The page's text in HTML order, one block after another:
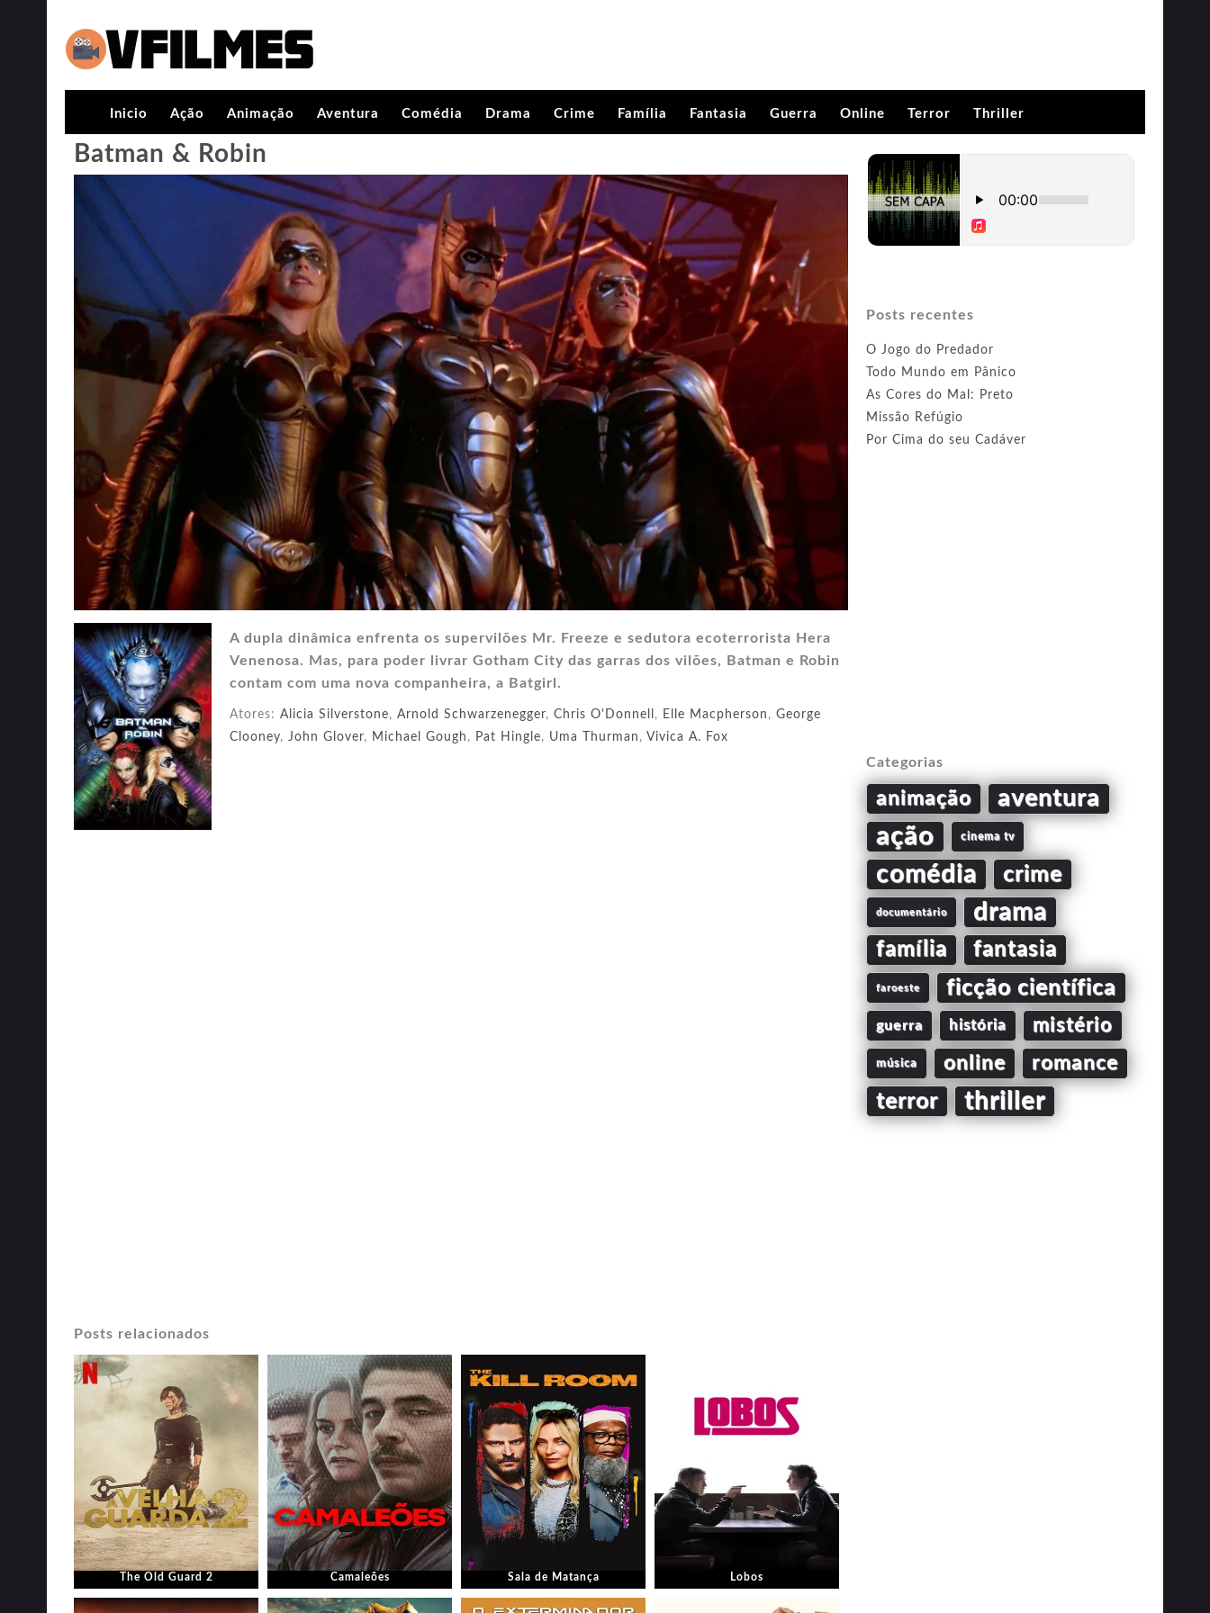
Inicio Ação Animação Aventura Comédia Drama Crime Família Fantasia Guerra Online Terror Thriller
Batman & Robin
A dupla dinâmica enfrenta os supervilões Mr. Freeze e sedutora ecoterrorista Hera
Venenosa. Mas, para poder livrar Gotham City das garras dos vilões, Batman e Robin
contam com uma nova companheira, a Batgirl.
Atores: Alicia Silverstone, Arnold Schwarzenegger, Chris O'Donnell , Elle Macpherson , George
Clooney, John Glover, Michael Gough , Pat Hingle, Uma Thurman , Vivica A. Fox
Posts relacionados
The Old Guard 2 Camaleões Sala de Matança Lobos
Posts recentes
O Jogo do Predador
Todo Mundo em Pânico
As Cores do Mal: Preto
Missão Refúgio
Por Cima do seu Cadáver
Categorias
animação aventura
ação cinema tv
comédia crime
documentário drama
família fantasia
faroeste ficção científica
guerra história mistério
música online romance
terror thriller